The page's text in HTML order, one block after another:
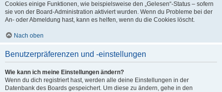
Cookies einige Funktionen, wie beispielsweise den „Gelesen“-Status – sofern
sie von der Board-Administration aktiviert wurden. Wenn du Probleme bei der
An- oder Abmeldung hast, kann es helfen, wenn du die Cookies löscht.
Nach oben
Benutzerpräferenzen und -einstellungen
Wie kann ich meine Einstellungen ändern?
Wenn du dich registriert hast, werden alle deine Einstellungen in der
Datenbank des Boards gespeichert. Um diese zu ändern, gehe in den